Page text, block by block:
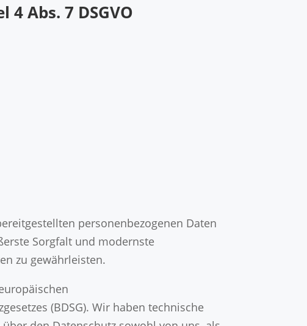
Abs. 7 DSGVO
personenbezogenen Daten
Sorgfalt und modernste
zu gewährleisten.
(BDSG). Wir haben technische